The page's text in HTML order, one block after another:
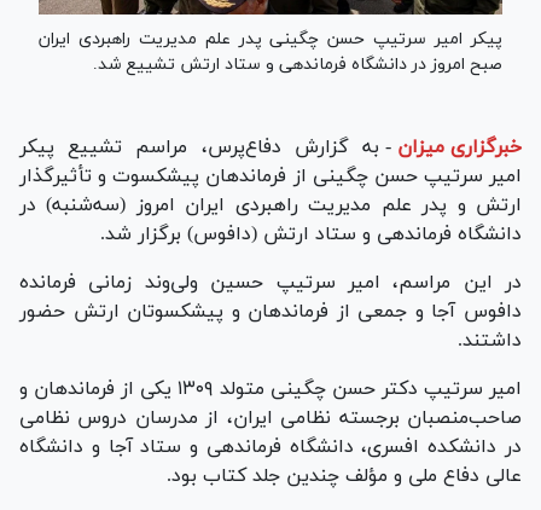
پیکر امیر سرتیپ حسن چگینی پدر علم مدیریت راهبردی ایران
صبح امروز در دانشگاه فرماندهی و ستاد ارتش تشییع شد.
خبرگزاری میزان - به گزارش دفاع‌پرس، مراسم تشییع پیکر
امیر سرتیپ حسن چگینی از فرماندهان پیشکسوت و تأثیرگذار
ارتش و پدر علم مدیریت راهبردی ایران امروز (سه‌شنبه) در
دانشگاه فرماندهی و ستاد ارتش (دافوس) برگزار شد.
در این مراسم، امیر سرتیپ حسین ولی‌وند زمانی فرمانده
دافوس آجا و جمعی از فرماندهان و پیشکسوتان ارتش حضور
داشتند.
امیر سرتیپ دکتر حسن چگینی متولد ۱۳۰۹ یکی از فرماندهان و
صاحب‌منصبان برجسته نظامی ایران، از مدرسان دروس نظامی
در دانشکده افسری، دانشگاه فرماندهی و ستاد آجا و دانشگاه
عالی دفاع ملی و مؤلف چندین جلد کتاب بود.